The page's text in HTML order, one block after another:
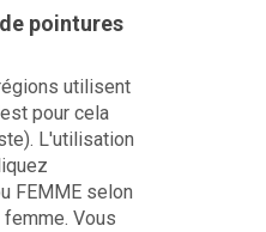
pointures
utilisent
pour cela
L'utilisation
FEMME selon
Vous